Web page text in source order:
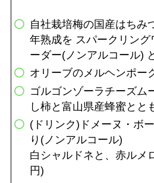
自社栽培梅の国産はちみ
年熟成を スパークリング
ーダー(ノンアルコール)
オリーブのメルヘンポー
ゴルゴンゾーラチーズム
し柿と富山県産蜂蜜とと
(ドリンク)ドメーヌ・ボ
り(ノンアルコール)
白シャルドネと、赤ルメ
円)